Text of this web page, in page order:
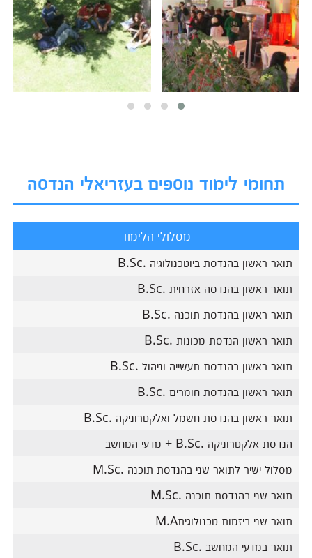
תחומי לימוד נוספים בעזריאלי הנדסה
מסלולי הלימוד
תואר ראשון בהנדסת ביוטכנולוגיה .B.Sc
תואר ראשון בהנדסה אזרחית .B.Sc
תואר ראשון בהנדסת תוכנה .B.Sc
תואר ראשון הנדסת מכונות .B.Sc
תואר ראשון בהנדסת תעשייה וניהול .B.Sc
תואר ראשון בהנדסת חומרים .B.Sc
תואר ראשון בהנדסת חשמל ואלקטרוניקה .B.Sc
הנדסת אלקטרוניקה .B.Sc + מדעי המחשב
מסלול ישיר לתואר שני בהנדסת תוכנה .M.Sc
תואר שני בהנדסת תוכנה .M.Sc
תואר שני ביזמות טכנולוגיתM.A
תואר במדעי המחשב .B.Sc